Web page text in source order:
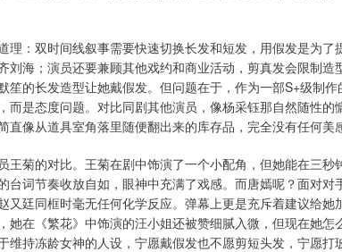
理：双时间线叙事需要快速切换长发和短发，用假发是为了
刘海；演员还要兼顾其他戏约和商业活动，剪真发会限制
笙的长发造型让她戴假发。但问题在于，作为一部S+级制
而是态度问题。对比同剧其他演员，像杨采钰那自然随性的
直像从道具室角落里随便翻出来的库存品，完全没有任何美
王菊的对比。王菊在剧中饰演了一个小配角，但她能在三
台词节奏收放自如，眼神中充满了戏感。而唐嫣呢？面对
又廷同框时毫无任何化学反应。弹幕上更是充斥着建议给她
她在《繁花》中饰演的汪小姐还被赞细腻入微，但现在她
维持冻龄女神的人设，宁愿戴假发也不愿剪短头发，宁愿